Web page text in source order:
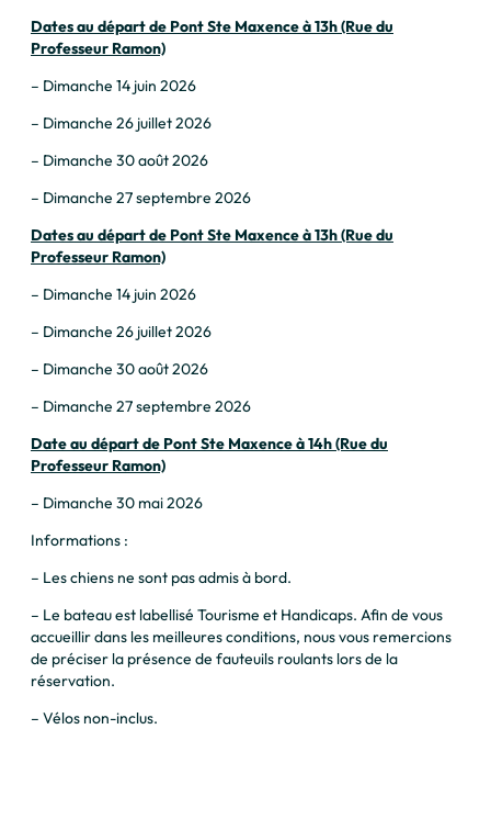
Dates au départ de Pont Ste Maxence à 13h (Rue du
Professeur Ramon)
– Dimanche 14 juin 2026
– Dimanche 26 juillet 2026
– Dimanche 30 août 2026
– Dimanche 27 septembre 2026
Dates au départ de Pont Ste Maxence à 13h (Rue du
Professeur Ramon)
– Dimanche 14 juin 2026
– Dimanche 26 juillet 2026
– Dimanche 30 août 2026
– Dimanche 27 septembre 2026
Date au départ de Pont Ste Maxence à 14h (Rue du
Professeur Ramon)
– Dimanche 30 mai 2026
Informations :
– Les chiens ne sont pas admis à bord.
– Le bateau est labellisé Tourisme et Handicaps. Afin de vous
accueillir dans les meilleures conditions, nous vous remercions
de préciser la présence de fauteuils roulants lors de la
réservation.
– Vélos non-inclus.